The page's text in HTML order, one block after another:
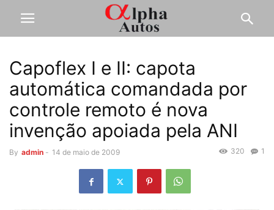
Capoflex I e II: capota
automática comandada por
controle remoto é nova
invenção apoiada pela ANI
By admin - 14 de maio de 2009 1
320